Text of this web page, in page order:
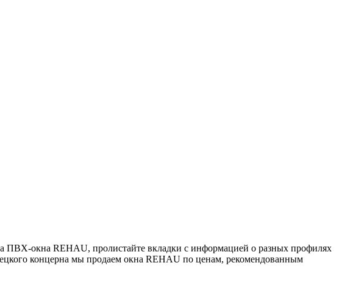
ПВХ-окна REHAU, пролистайте вкладки с информацией о разных профилях
концерна мы продаем окна REHAU по ценам, рекомендованным